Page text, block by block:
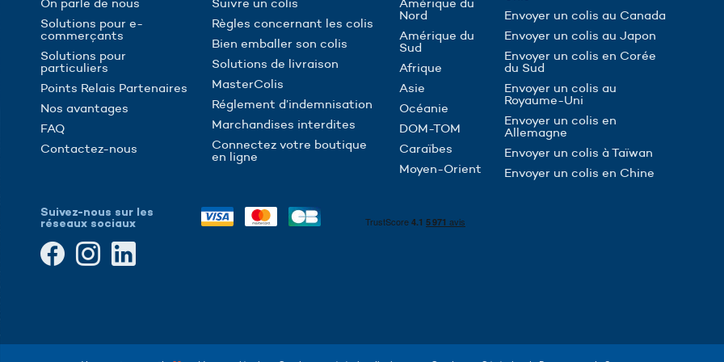
Solutions pour e-
commerçants
Solutions pour
particuliers
Points Relais Partenaires
Nos avantages
FAQ
Contactez-nous
Règles concernant les colis
Bien emballer son colis
Solutions de livraison
MasterColis
Réglement d’indemnisation
Marchandises interdites
Connectez votre boutique
en ligne
Nord
Amérique du
Sud
Afrique
Asie
Océanie
DOM-TOM
Caraïbes
Moyen-Orient
Envoyer un colis au Canada
Envoyer un colis au Japon
Envoyer un colis en Corée
du Sud
Envoyer un colis au
Royaume-Uni
Envoyer un colis en
Allemagne
Envoyer un colis à Taïwan
Envoyer un colis en Chine
Suivez-nous sur les
réseaux sociaux
confidentialité, en garantissant la conformité avec les réglementations. Personnalisez vos préférences pour contrôler la manière dont